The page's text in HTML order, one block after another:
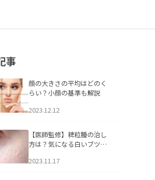
事
顔の大きさの平均はどのく
らい？小顔の基準も解説
2023.12.12
【医師監修】稗粒腫の治し
方は？気になる白いブツブ
アについて
2023.11.17